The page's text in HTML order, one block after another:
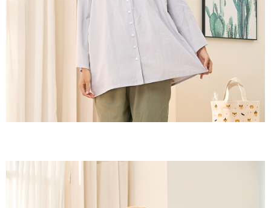
※ 請注意：結帳手續完成當下不需立刻繳費，但若您需要取消訂單，請聯絡
購買商品的店家。未經商家同意取消之訂單仍視為有效，需透過AFTEE先享
※ 交易是否成功請以「AFTEE先享後付 」之結帳頁面顯示為準，若有關於
是否繳費成功／繳費後需取消欲退款等相關疑問，請聯繫「AFTEE先享後付
https://netprotections.freshdesk.com/support/home
１．透過由恩沛科技股份有限公司提供之「AFTEE先享後付」服務完成之交
易，需依本服務之必要範圍內提供個人資料，並將交易相關給付款項請求債
權轉讓予恩沛科技股份有限公司。
４．使用「AFTEE先享後付」時，將依據個別帳號之用戶狀況，依本公司即
每筆NT$60，滿NT$2,000(含以上)免運費
每筆NT$60，滿NT$2,000(含以上)免運費
黑貓宅急便(包裹尺寸60cm以下)
每筆NT$100，滿NT$2,000(含以上)免運費
黑貓宅急便(包裹尺寸90cm以下)